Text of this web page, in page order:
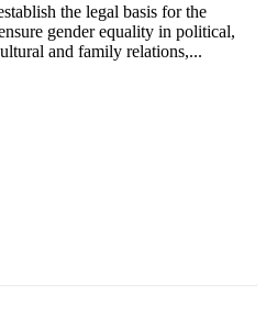
the legal basis for the
gender equality in political,
and family relations,...